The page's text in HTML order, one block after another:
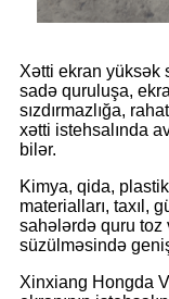
Xətti ekran yüksək
sadə quruluşa,
sızdırmazlığa,
xətti istehsalında
bilər.
Kimya, qida,
materialları, taxıl,
sahələrdə quru toz
süzülməsində
Xinxiang Hongda